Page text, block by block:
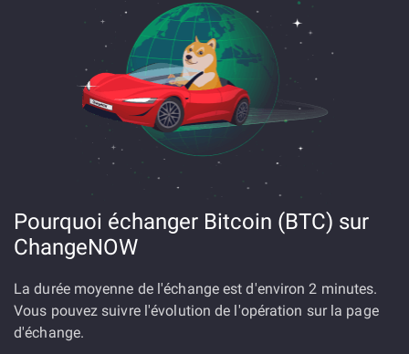
Pourquoi échanger Bitcoin (BTC) sur
ChangeNOW
La durée moyenne de l'échange est d'environ 2 minutes.
Vous pouvez suivre l'évolution de l'opération sur la page
d'échange.